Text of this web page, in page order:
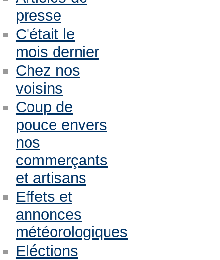
presse
C'était le
mois dernier
Chez nos
voisins
Coup de
pouce envers
nos
commerçants
et artisans
Effets et
annonces
météorologiques
Eléctions